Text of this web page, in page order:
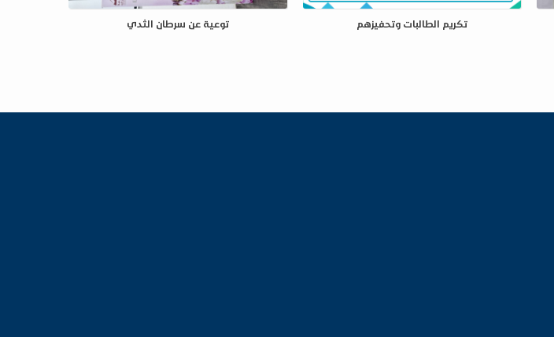
تكريم الطالبات وتحفيزهم توعية عن سرطان الثدي